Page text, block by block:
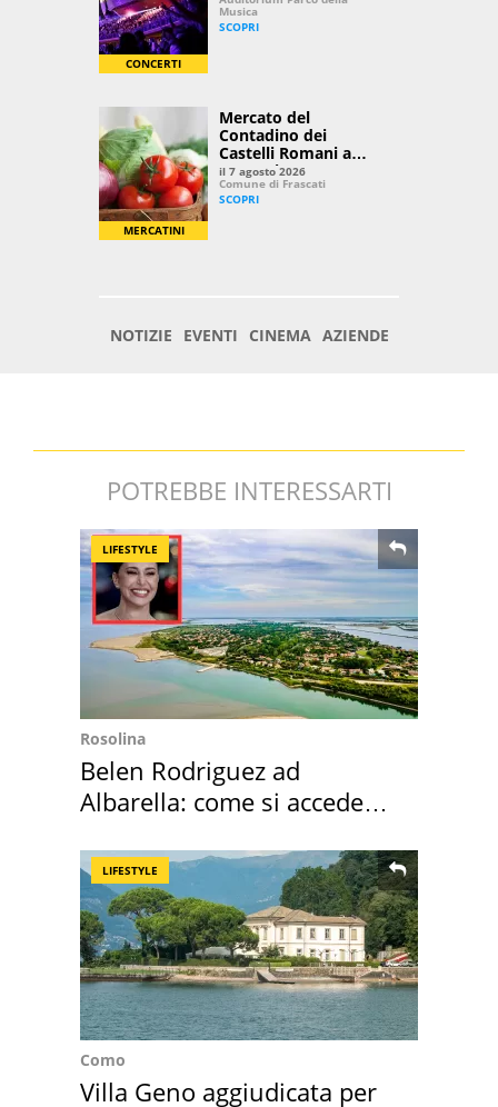
POTREBBE INTERESSARTI
LIFESTYLE
Rosolina
Belen Rodriguez ad
Albarella: come si accede
LIFESTYLE
Como
Villa Geno aggiudicata per